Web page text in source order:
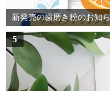
新発売の歯磨き粉のお知
5